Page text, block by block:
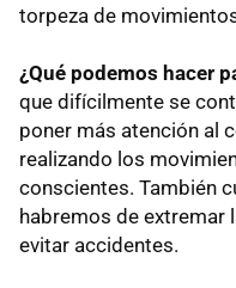
torpeza de
¿Qué podemos hacer
que difícilmente se
poner más atención al
realizando los
conscientes. También
habremos de extremar
evitar accidentes.